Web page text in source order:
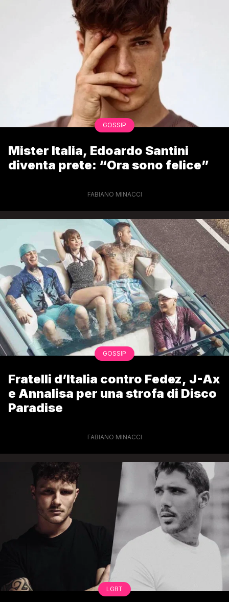
GOSSIP
Mister Italia, Edoardo Santini
diventa prete: “Ora sono felice”
FABIANO MINACCI
GOSSIP
Fratelli d’Italia contro Fedez, J-Ax
e Annalisa per una strofa di Disco
Paradise
FABIANO MINACCI
LGBT